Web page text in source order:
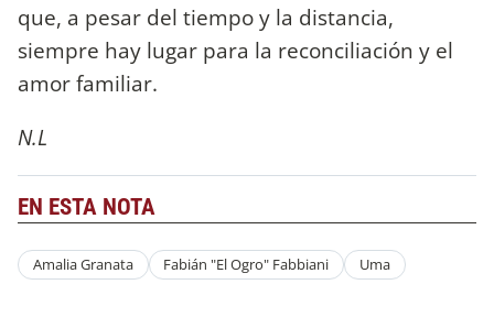
que, a pesar del tiempo y la distancia,
siempre hay lugar para la reconciliación y el
amor familiar.
N.L
EN ESTA NOTA
Amalia Granata Fabián "El Ogro" Fabbiani Uma